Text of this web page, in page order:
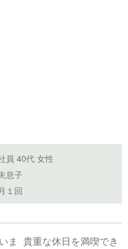
員40代女性
息子
月１回
ま 貴重な休日を満喫でき